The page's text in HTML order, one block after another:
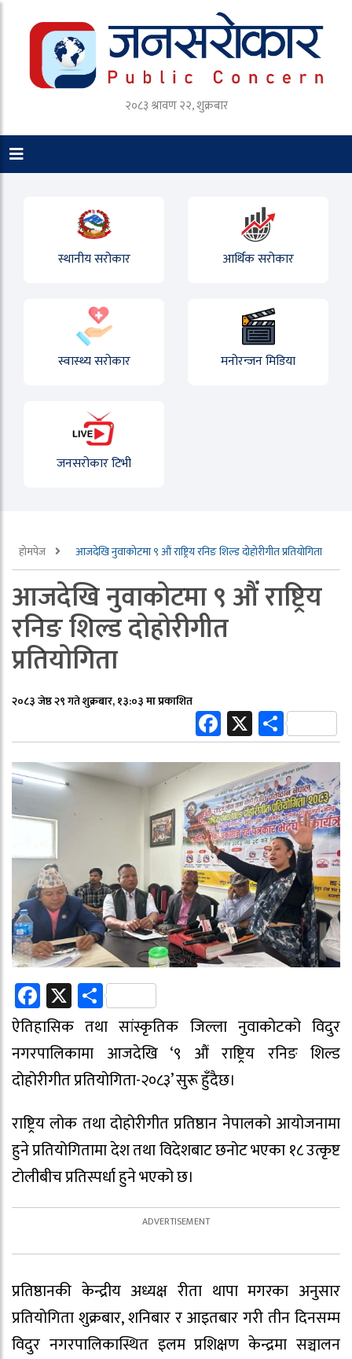
२०८३ श्रावण २२, शुक्रबार
स्थानीय सरोकार आर्थिक सरोकार
स्वास्थ्य सरोकार मनोरन्जन मिडिया
जनसरोकार टिभी
होमपेज आजदेखि नुवाकोटमा ९ औं राष्ट्रिय रनिङ शिल्ड दोहोरीगीत प्रतियोगिता
आजदेखि नुवाकोटमा ९ औं राष्ट्रिय
रनिङ शिल्ड दोहोरीगीत
प्रतियोगिता
२०८३ जेष्ठ २९ गते शुक्रबार, १३:०३ मा प्रकाशित
Facebook
XShare
Facebook
X Share
ऐतिहासिक तथा सांस्कृतिक जिल्ला नुवाकोटको विदुर
नगरपालिकामा आजदेखि ‘९ औं राष्ट्रिय रनिङ शिल्ड
दोहोरीगीत प्रतियोगिता-२०८३’ सुरू हुँदैछ।
राष्ट्रिय लोक तथा दोहोरीगीत प्रतिष्ठान नेपालको आयोजनामा
हुने प्रतियोगितामा देश तथा विदेशबाट छनोट भएका १८ उत्कृष्ट
टोलीबीच प्रतिस्पर्धा हुने भएको छ।
प्रतिष्ठानकी केन्द्रीय अध्यक्ष रीता थापा मगरका अनुसार
प्रतियोगिता शुक्रबार, शनिबार र आइतबार गरी तीन दिनसम्म
विदुर नगरपालिकास्थित इलम प्रशिक्षण केन्द्रमा सञ्चालन